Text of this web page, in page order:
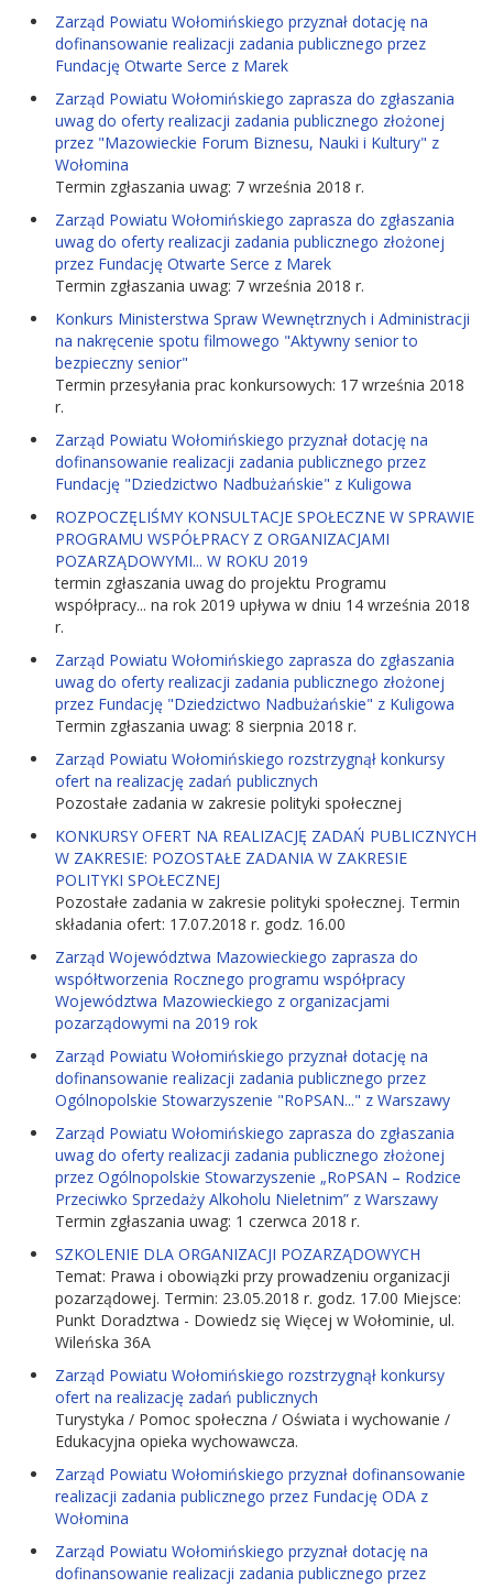
Zarząd Powiatu Wołomińskiego przyznał dotację na
dofinansowanie realizacji zadania publicznego przez
Fundację Otwarte Serce z Marek
Zarząd Powiatu Wołomińskiego zaprasza do zgłaszania
uwag do oferty realizacji zadania publicznego złożonej
przez "Mazowieckie Forum Biznesu, Nauki i Kultury" z
Wołomina
Termin zgłaszania uwag: 7 września 2018 r.
Zarząd Powiatu Wołomińskiego zaprasza do zgłaszania
uwag do oferty realizacji zadania publicznego złożonej
przez Fundację Otwarte Serce z Marek
Termin zgłaszania uwag: 7 września 2018 r.
Konkurs Ministerstwa Spraw Wewnętrznych i Administracji
na nakręcenie spotu filmowego "Aktywny senior to
bezpieczny senior"
Termin przesyłania prac konkursowych: 17 września 2018
r.
Zarząd Powiatu Wołomińskiego przyznał dotację na
dofinansowanie realizacji zadania publicznego przez
Fundację "Dziedzictwo Nadbużańskie" z Kuligowa
ROZPOCZĘLIŚMY KONSULTACJE SPOŁECZNE W SPRAWIE
PROGRAMU WSPÓŁPRACY Z ORGANIZACJAMI
POZARZĄDOWYMI... W ROKU 2019
termin zgłaszania uwag do projektu Programu
współpracy... na rok 2019 upływa w dniu 14 września 2018
r.
Zarząd Powiatu Wołomińskiego zaprasza do zgłaszania
uwag do oferty realizacji zadania publicznego złożonej
przez Fundację "Dziedzictwo Nadbużańskie" z Kuligowa
Termin zgłaszania uwag: 8 sierpnia 2018 r.
Zarząd Powiatu Wołomińskiego rozstrzygnął konkursy
ofert na realizację zadań publicznych
Pozostałe zadania w zakresie polityki społecznej
KONKURSY OFERT NA REALIZACJĘ ZADAŃ PUBLICZNYCH
W ZAKRESIE: POZOSTAŁE ZADANIA W ZAKRESIE
POLITYKI SPOŁECZNEJ
Pozostałe zadania w zakresie polityki społecznej. Termin
składania ofert: 17.07.2018 r. godz. 16.00
Zarząd Województwa Mazowieckiego zaprasza do
współtworzenia Rocznego programu współpracy
Województwa Mazowieckiego z organizacjami
pozarządowymi na 2019 rok
Zarząd Powiatu Wołomińskiego przyznał dotację na
dofinansowanie realizacji zadania publicznego przez
Ogólnopolskie Stowarzyszenie "RoPSAN..." z Warszawy
Zarząd Powiatu Wołomińskiego zaprasza do zgłaszania
uwag do oferty realizacji zadania publicznego złożonej
przez Ogólnopolskie Stowarzyszenie „RoPSAN – Rodzice
Przeciwko Sprzedaży Alkoholu Nieletnim” z Warszawy
Termin zgłaszania uwag: 1 czerwca 2018 r.
SZKOLENIE DLA ORGANIZACJI POZARZĄDOWYCH
Temat: Prawa i obowiązki przy prowadzeniu organizacji
pozarządowej. Termin: 23.05.2018 r. godz. 17.00 Miejsce:
Punkt Doradztwa - Dowiedz się Więcej w Wołominie, ul.
Wileńska 36A
Zarząd Powiatu Wołomińskiego rozstrzygnął konkursy
ofert na realizację zadań publicznych
Turystyka / Pomoc społeczna / Oświata i wychowanie /
Edukacyjna opieka wychowawcza.
Zarząd Powiatu Wołomińskiego przyznał dofinansowanie
realizacji zadania publicznego przez Fundację ODA z
Wołomina
Zarząd Powiatu Wołomińskiego przyznał dotację na
dofinansowanie realizacji zadania publicznego przez